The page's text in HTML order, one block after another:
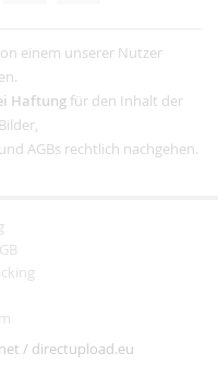
einem unserer Nutzer
Haftung für den Inhalt der
AGBs rechtlich nachgehen.
/ directupload.eu